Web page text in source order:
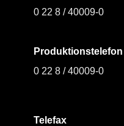
0 22 8 / 40009-0
Produktionstelefon
0 22 8 / 40009-0
Telefax